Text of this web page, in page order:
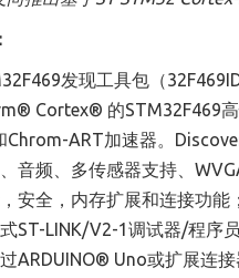
：
发现工具包（
® Cortex® 的STM32F469
Chrom-ART加速器。
音频、多传感器支持、
安全，内存扩展和连接功能 ；
ST-LINK/V2-1调试器/程序
ARDUINO® Uno或扩展连